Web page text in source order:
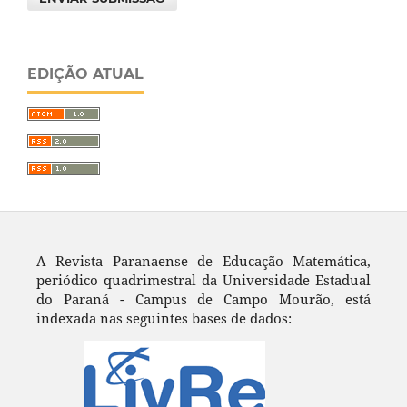
EDIÇÃO ATUAL
A Revista Paranaense de Educação Matemática,
periódico quadrimestral da Universidade Estadual
do Paraná - Campus de Campo Mourão, está
indexada nas seguintes bases de dados: